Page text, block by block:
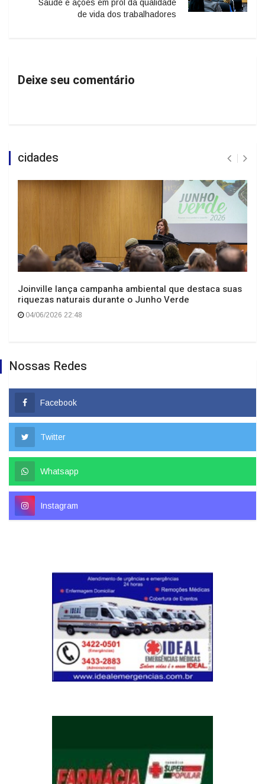
Saúde e ações em prol da qualidade
de vida dos trabalhadores
Deixe seu comentário
cidades
Joinville lança campanha ambiental que destaca suas
riquezas naturais durante o Junho Verde
04/06/2026 22:48
Nossas Redes
Facebook
Twitter
Whatsapp
Instagram